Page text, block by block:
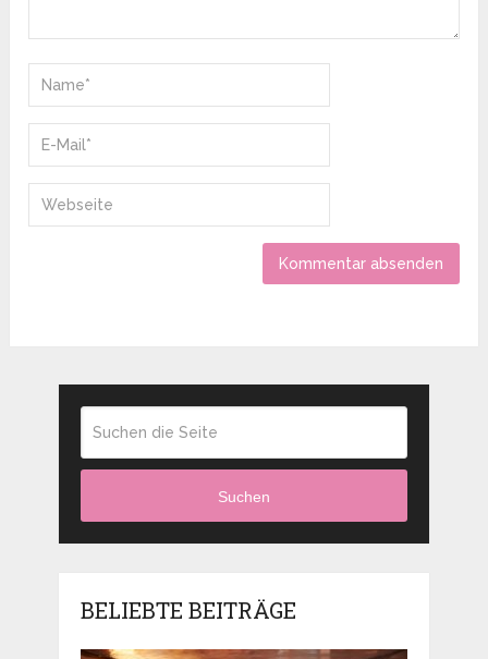
Suchen
BELIEBTE BEITRÄGE